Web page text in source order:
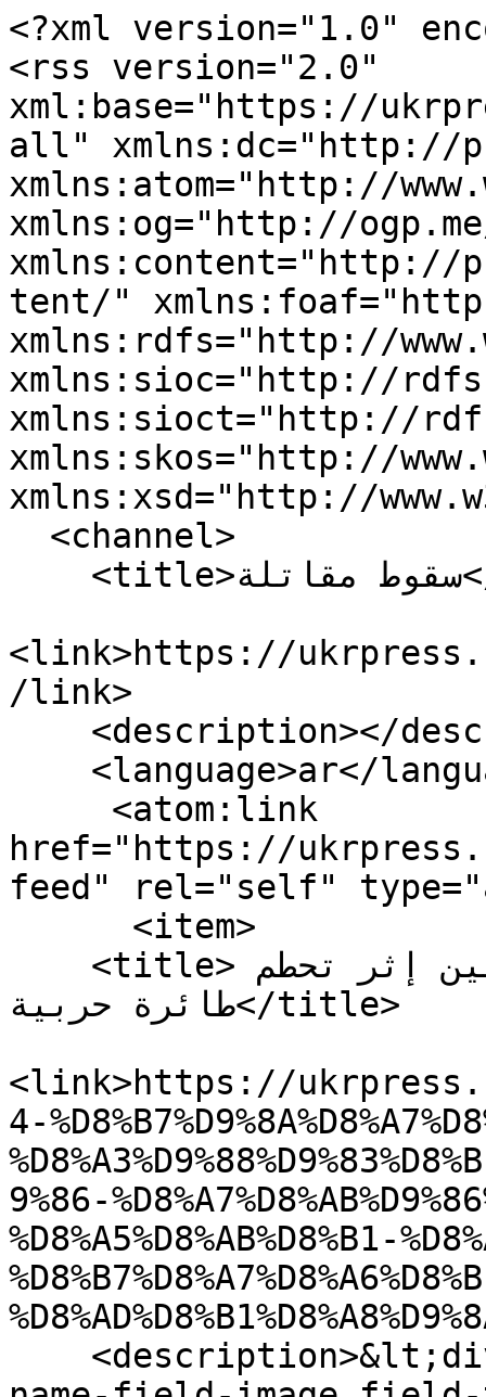
<?xml version="1.0"
<rss version="2.0"
xml:base="https://
all" xmlns:dc="http://
xmlns:atom="http://
xmlns:og="http://
xmlns:content="http://
tent/"
xmlns:rdfs="http://
xmlns:sioc="http://
xmlns:sioct="http://
xmlns:skos="http://
xmlns:xsd="http://
<link>https://
/link>
href="https://
feed" rel="self"
طائرة حربية</title>
<link>https://ukrpress.net/
4-
9%86-
%D8%A5%D8%AB%D8%B1-